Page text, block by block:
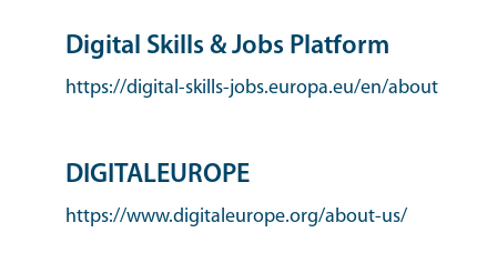
Digital Skills & Jobs Platform
https://digital-skills-jobs.europa.eu/en/about
DIGITALEUROPE
https://www.digitaleurope.org/about-us/